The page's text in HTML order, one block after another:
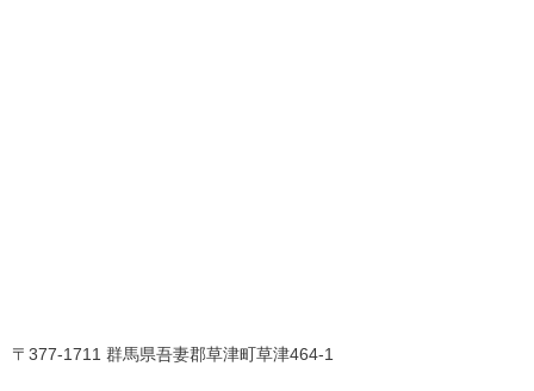
〒377-1711 群馬県吾妻郡草津町草津464-1